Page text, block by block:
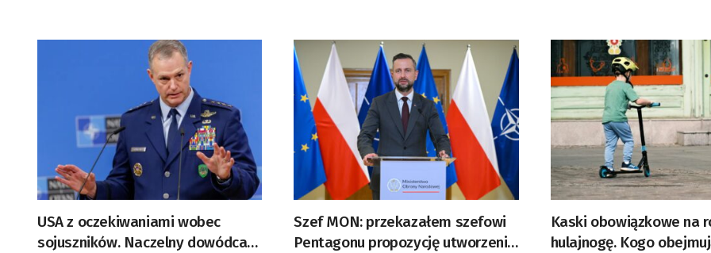
USA z oczekiwaniami wobec
sojuszników. Naczelny dowódca
Szef MON: przekazałem szefowi
Pentagonu propozycję utworzenia
Kaski obowiązkowe na
hulajnogę. Kogo